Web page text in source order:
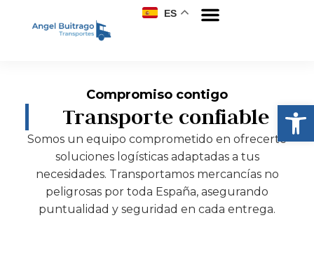
ES
Compromiso contigo
Transporte confiable
Somos un equipo comprometido en ofrecerte
soluciones logísticas adaptadas a tus
necesidades. Transportamos mercancías no
peligrosas por toda España, asegurando
puntualidad y seguridad en cada entrega.